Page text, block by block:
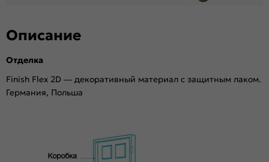
Описание
Отделка
Finish Flex 2D — декоративный материал с защитным лаком.
Германия, Польша